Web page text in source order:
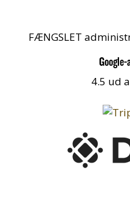
FÆNGSLET
4.5 ud